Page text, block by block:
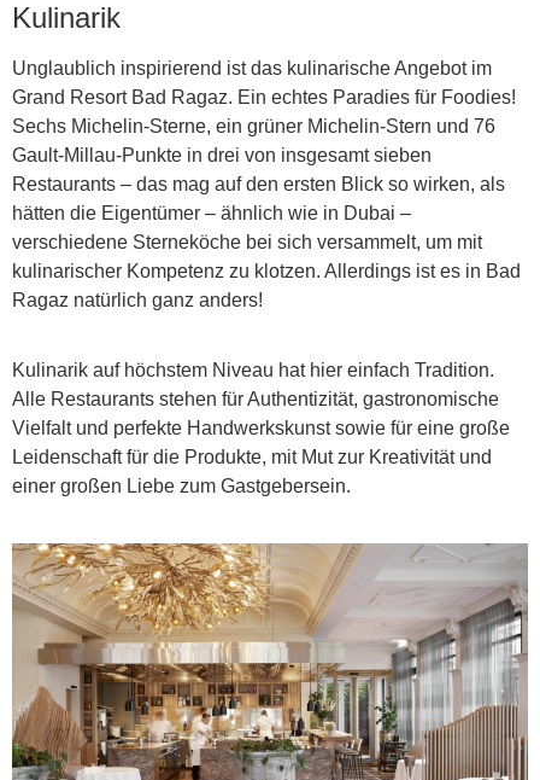
Kulinarik
Unglaublich inspirierend ist das kulinarische Angebot im
Grand Resort Bad Ragaz. Ein echtes Paradies für Foodies!
Sechs Michelin-Sterne, ein grüner Michelin-Stern und 76
Gault-Millau-Punkte in drei von insgesamt sieben
Restaurants – das mag auf den ersten Blick so wirken, als
hätten die Eigentümer – ähnlich wie in Dubai –
verschiedene Sterneköche bei sich versammelt, um mit
kulinarischer Kompetenz zu klotzen. Allerdings ist es in Bad
Ragaz natürlich ganz anders!
Kulinarik auf höchstem Niveau hat hier einfach Tradition.
Alle Restaurants stehen für Authentizität, gastronomische
Vielfalt und perfekte Handwerkskunst sowie für eine große
Leidenschaft für die Produkte, mit Mut zur Kreativität und
einer großen Liebe zum Gastgebersein.